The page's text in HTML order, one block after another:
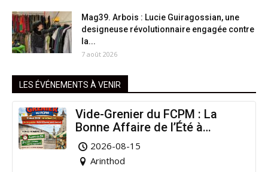
Mag39. Arbois : Lucie Guiragossian, une
designeuse révolutionnaire engagée contre
la...
7 août 2026
LES ÉVÉNEMENTS À VENIR
Vide-Grenier du FCPM : La
Bonne Affaire de l’Été à
Arinthod !
2026-08-15
Arinthod